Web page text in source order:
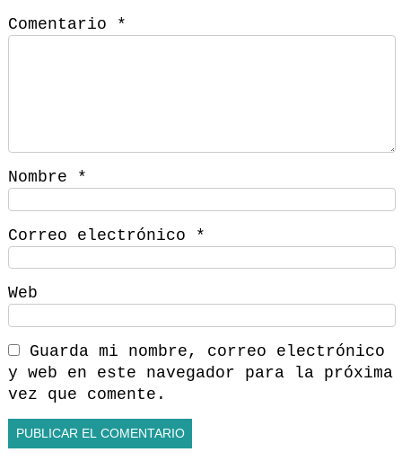
Comentario
*
Nombre *
Correo electrónico *
Web
Guarda mi nombre, correo electrónico
y web en este navegador para la próxima
vez que comente.